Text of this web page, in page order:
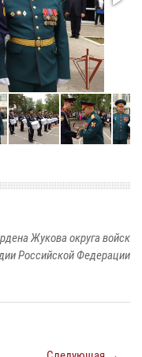
Жукова округа войск
Российской Федерации